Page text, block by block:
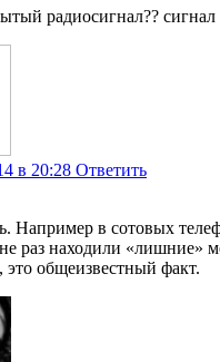
радиосигнал?? сигнал
в 20:28 Ответить
Например в сотовых
раз находили «лишние»
общеизвестный факт.